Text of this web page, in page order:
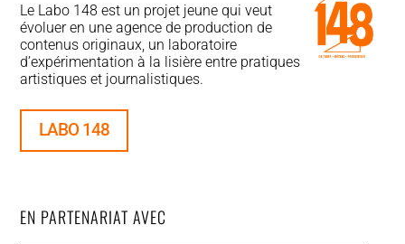
Le Labo 148 est un projet jeune qui veut
évoluer en une agence de production de
contenus originaux, un laboratoire
d’expérimentation à la lisière entre pratiques
artistiques et journalistiques.
LABO 148
EN PARTENARIAT AVEC